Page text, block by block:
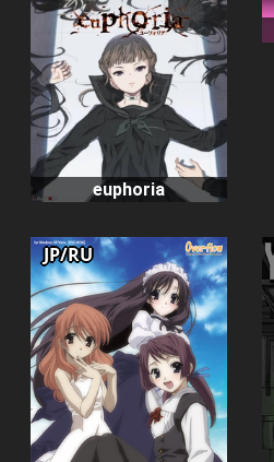
euphoria
JP/RU